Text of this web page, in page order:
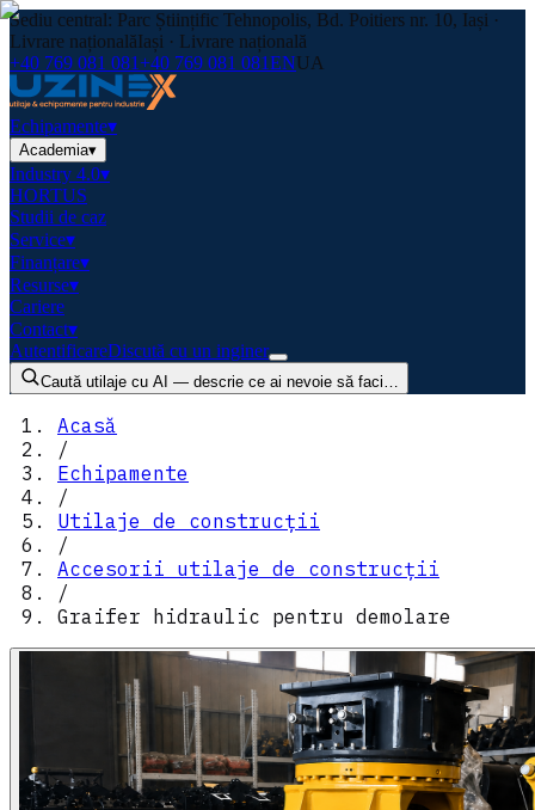
Sediu central: Parc Științific Tehnopolis, Bd. Poitiers nr. 10, Iași ·
Livrare naționalăIași · Livrare națională
+40 769 081 081+40 769 081 081ENUA
Echipamente▾
Academia▾
Industry 4.0▾
HORTUS
Studii de caz
Service▾
Finanțare▾
Resurse▾
Cariere
Contact▾
AutentificareDiscută cu un inginer
Caută utilaje cu AI — descrie ce ai nevoie să faci…
Acasă
/
Echipamente
/
Utilaje de construcții
/
Accesorii utilaje de construcții
/
Graifer hidraulic pentru demolare